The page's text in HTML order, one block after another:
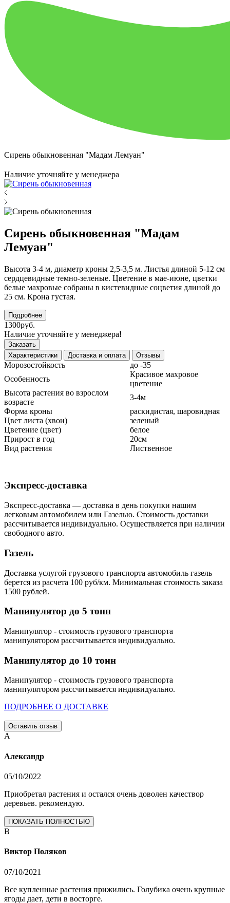
Сирень обыкновенная "Мадам Лемуан"
Наличие уточняйте у менеджера
Сирень обыкновенная "Мадам
Лемуан"
Высота 3-4 м, диаметр кроны 2,5-3,5 м. Листья длиной 5-12 см
сердцевидные темно-зеленые. Цветение в мае-июне, цветки
белые махровые собраны в кистевидные соцветия длиной до
25 см. Крона густая.
Подробнее
1300руб.
Наличие уточняйте у менеджера!
Заказать
Характеристики
Доставка и оплата Отзывы
Морозостойкость
до -35
Особенность
Красивое махровое
цветение
Высота растения во взрослом
возрасте
3-4м
Форма кроны
раскидистая, шаровидная
Цвет листа (хвои)
зеленый
Цветение (цвет)
белое
Прирост в год
20см
Вид растения
Лиственное
Экспресс-доставка
Экспресс-доставка — доставка в день покупки нашим
легковым автомобилем или Газелью. Стоимость доставки
рассчитывается индивидуально. Осуществляется при наличии
свободного авто.
Газель
Доставка услугой грузового транспорта автомобиль газель
берется из расчета 100 руб/км. Минимальная стоимость заказа
1500 рублей.
Манипулятор до 5 тонн
Манипулятор - стоимость грузового транспорта
манипулятором рассчитывается индивидуально.
Манипулятор до 10 тонн
Манипулятор - стоимость грузового транспорта
манипулятором рассчитывается индивидуально.
ПОДРОБНЕЕ О ДОСТАВКЕ
Оставить отзыв
А
Александр
05/10/2022
Приобретал растения и остался очень доволен качествор
деревьев. рекомендую.
ПОКАЗАТЬ ПОЛНОСТЬЮ
В
Виктор Поляков
07/10/2021
Все купленные растения прижились. Голубика очень крупные
ягоды дает, дети в восторге.